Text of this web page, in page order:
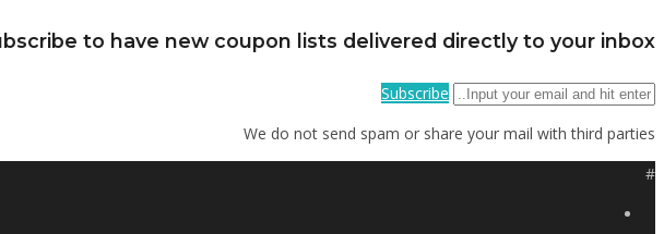
to have new coupon lists delivered directly to your inbox
Subscribe
We do not send spam or share your mail with third parties
#